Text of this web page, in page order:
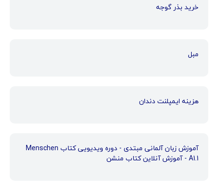
خرید بذر گوجه
مبل
هزینه ایمپلنت دندان
آموزش زبان آلمانی مبتدی - دوره ویدیویی کتاب Menschen
A1.1 - آموزش آنلاین کتاب منشن